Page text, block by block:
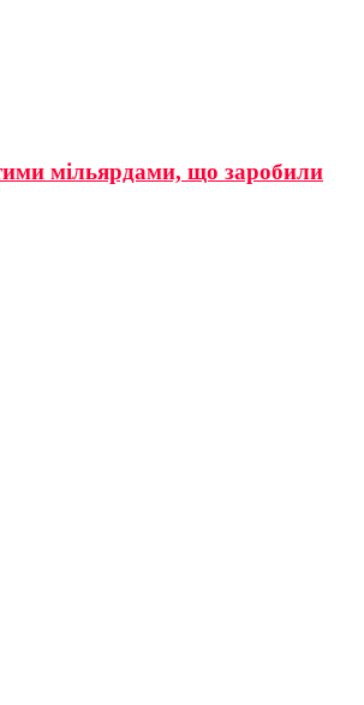
тими мільярдами, що заробили